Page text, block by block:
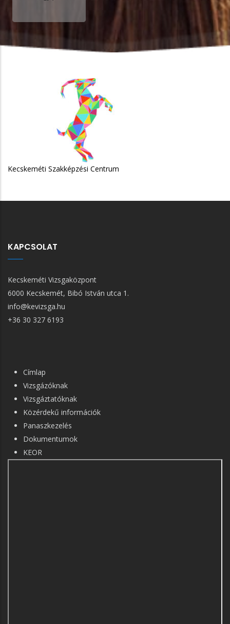
Centrum
KAPCSOLAT
Kecskeméti Vizsgaközpont
6000 Kecskemét, Bibó István utca 1.
info@kevizsga.hu
+36 30 327 6193
FŐ
NAVIGÁCIÓ
Címlap
Vizsgázóknak
Vizsgáztatóknak
Közérdekű információk
Panaszkezelés
Dokumentumok
KEOR